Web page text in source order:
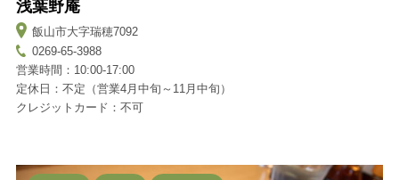
浅葉野庵
飯山市大字瑞穂7092
0269-65-3988
営業時間：10:00-17:00
定休日：不定（営業4月中旬～11月中旬）
クレジットカード：不可